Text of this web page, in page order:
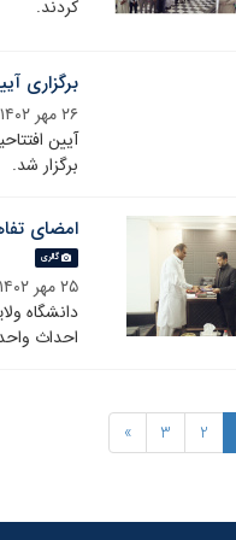
کردند.
برگزاری
۲۶ مهر ۱۴۰۲
آیین
برگزار شد.
امضای
گالری
۲۵ مهر ۱۴۰۲
دانشگاه
احداث
2
3
»